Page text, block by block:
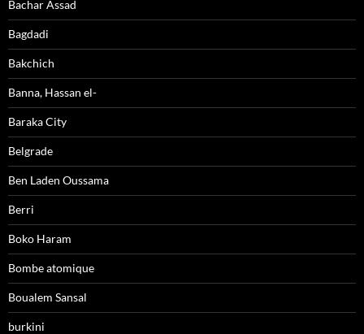
Bachar Assad
Bagdadi
Bakchich
Banna, Hassan el-
Baraka City
Belgrade
Ben Laden Oussama
Berri
Boko Haram
Bombe atomique
Boualem Sansal
burkini